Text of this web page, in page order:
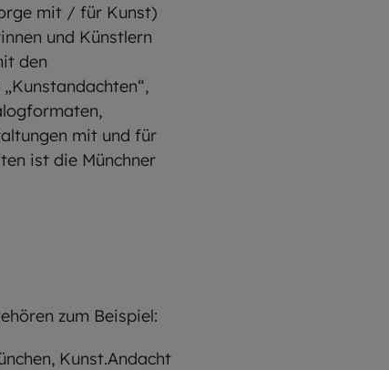
mit / für Kunst)
und Künstlern
den
mit und für
ist die Münchner
zum Beispiel:
Kunst.Andacht